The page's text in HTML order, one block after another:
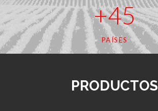
+45
PAÍSES
PRODUCTOS